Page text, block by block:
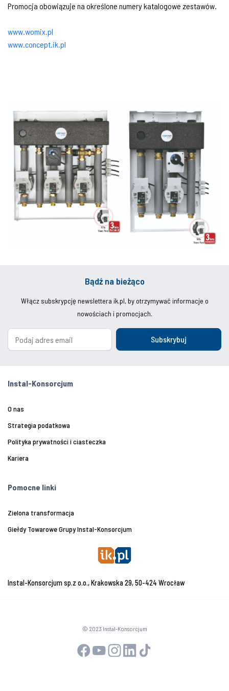
Promocja obowiązuje na określone numery katalogowe zestawów.
www.womix.pl
www.concept.ik.pl
Bądź na bieżąco
Włącz subskrypcję newslettera ik.pl, by otrzymywać informacje o
nowościach i promocjach.
Subskrybuj
Instal-Konsorcjum
O nas
Strategia podatkowa
Polityka prywatności i ciasteczka
Kariera
Pomocne linki
Zielona transformacja
Giełdy Towarowe Grupy Instal-Konsorcjum
Instal-Konsorcjum sp.z o.o., Krakowska 29, 50-424 Wrocław
© 2023 Instal-Konsorcjum